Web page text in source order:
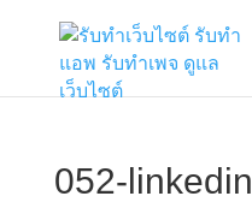
052-linkedin